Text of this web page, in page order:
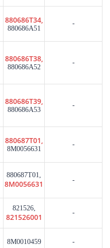
880686T34,
880686A51
-
880686T38,
880686A52
-
880686T39,
880686A53
-
880687T01,
8M0056631
-
880687T01,
8M0056631 -
821526,
821526001 -
8M0010459 -